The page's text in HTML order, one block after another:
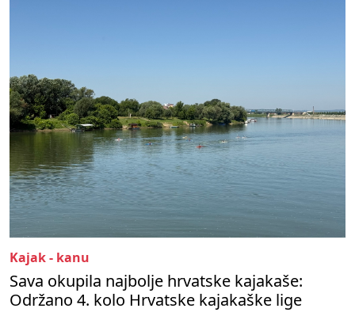
Kajak - kanu
Sava okupila najbolje hrvatske kajakaše:
Održano 4. kolo Hrvatske kajakaške lige